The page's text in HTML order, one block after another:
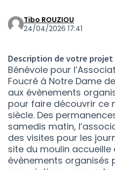
Tibo ROUZIOU
24/04/2026 17:41
Description de votre projet
Bénévole pour
Foucré à Notre Dame
aux évènements
pour faire découvrir ce
siècle. Des
samedis matin,
des visites pour les
site du moulin accueille
évènements organisés